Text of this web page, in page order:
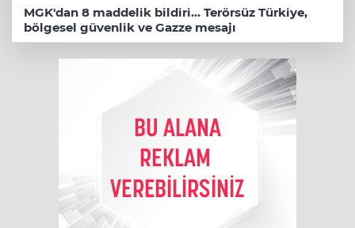
MGK'dan 8 maddelik bildiri... Terörsüz Türkiye,
bölgesel güvenlik ve Gazze mesajı